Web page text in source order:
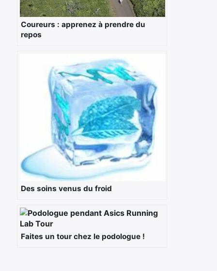
Coureurs : apprenez à prendre du
repos
Des soins venus du froid
Faites un tour chez le podologue !